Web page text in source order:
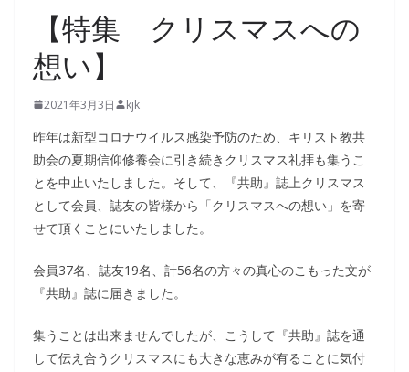
【特集 クリスマスへの
想い】
2021年3月3日 kjk
昨年は新型コロナウイルス感染予防のため、キリスト教共
助会の夏期信仰修養会に引き続きクリスマス礼拝も集うこ
とを中止いたしました。そして、『共助』誌上クリスマス
として会員、誌友の皆様から「クリスマスへの想い」を寄
せて頂くことにいたしました。
会員37名、誌友19名、計56名の方々の真心のこもった文が
『共助』誌に届きました。
集うことは出来ませんでしたが、こうして『共助』誌を通
して伝え合うクリスマスにも大きな恵みが有ることに気付